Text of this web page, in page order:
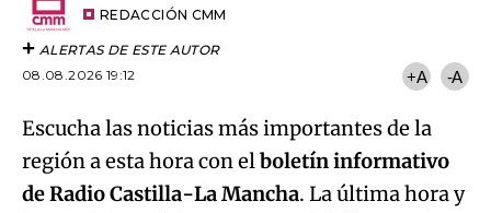
REDACCIÓN CMM
ALERTAS DE ESTE AUTOR
08.08.2026 19:12
+A -A
Escucha las noticias más importantes de la
región a esta hora con elboletín informativo
de Radio Castilla-La Mancha. La última hora y